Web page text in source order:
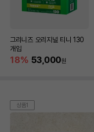
그리니즈 오리지널 티니 130
개입
18% 53,000원
상품1